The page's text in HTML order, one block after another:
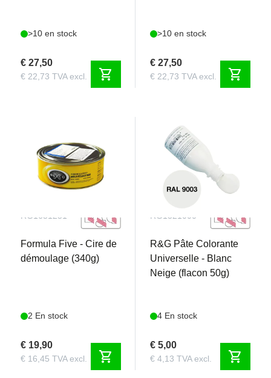
>10 en stock
€ 27,50
€ 22,73 TVA excl. shopping_cart
>10 en stock
€ 27,50
€ 22,73 TVA excl. shopping_cart
RG1651251
Formula Five - Cire de
démoulage (340g)
2 En stock
€ 19,90
€ 16,45 TVA excl. shopping_cart
RG1321000
R&G Pâte Colorante
Universelle - Blanc
Neige (flacon 50g)
4 En stock
€ 5,00
€ 4,13 TVA excl. shopping_cart